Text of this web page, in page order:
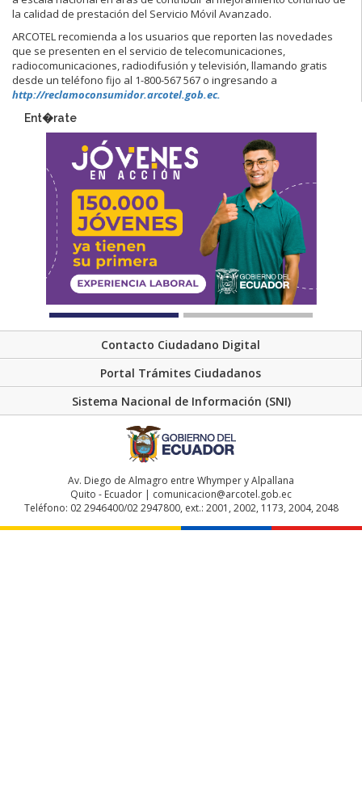
la calidad de prestación del Servicio Móvil Avanzado.
ARCOTEL recomienda a los usuarios que reporten las novedades
que se presenten en el servicio de telecomunicaciones,
radiocomunicaciones, radiodifusión y televisión, llamando gratis
desde un teléfono fijo al 1-800-567 567 o ingresando a
http://reclamoconsumidor.arcotel.gob.ec.
Ent�rate
Contacto Ciudadano Digital
Portal Trámites Ciudadanos
Sistema Nacional de Información (SNI)
Av. Diego de Almagro entre Whymper y Alpallana
Quito - Ecuador | comunicacion@arcotel.gob.ec
Teléfono: 02 2946400/02 2947800, ext.: 2001, 2002, 1173, 2004, 2048